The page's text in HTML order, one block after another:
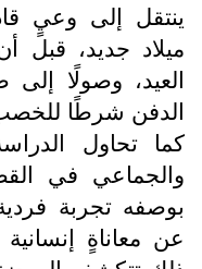
ينتقل إلى وعيٍ
ميلاد جديد، قبل
العيد، وصولًا
الدفن شرطًا
كما تحاول
والجماعي في
بوصفه تجربة
عن معاناةٍ